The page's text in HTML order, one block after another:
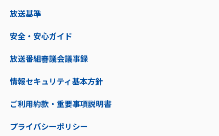
放送基準
安全・安心ガイド
放送番組審議会議事録
情報セキュリティ基本方針
ご利用約款・重要事項説明書
プライバシーポリシー